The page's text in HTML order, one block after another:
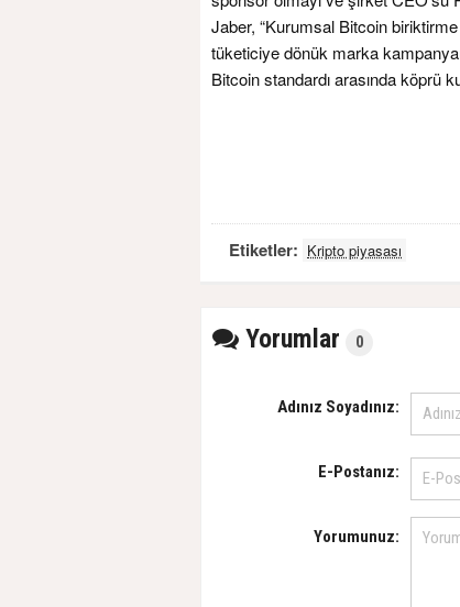
Jaber, “Kurumsal Bitcoin
tüketiciye dönük marka
Bitcoin standardı arasında köprü
Etiketler: Kripto piyasası
Yorumlar 0
Adınız Soyadınız:
E-Postanız:
Yorumunuz: